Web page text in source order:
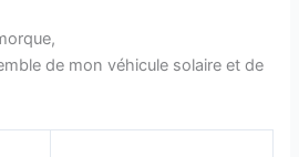
de mon véhicule solaire et de